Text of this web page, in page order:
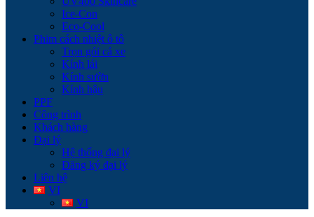
Ice-Con
Eco-Cool
Phim cách nhiệt ô tô
Trọn gói cả xe
Kính lái
Kính sườn
Kính hậu
PPF
Công trình
Khách hàng
Đại lý
Hệ thống đại lý
Đăng ký đại lý
Liên hệ
VI
VI